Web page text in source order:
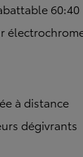
60:40
à distance
dégivrants